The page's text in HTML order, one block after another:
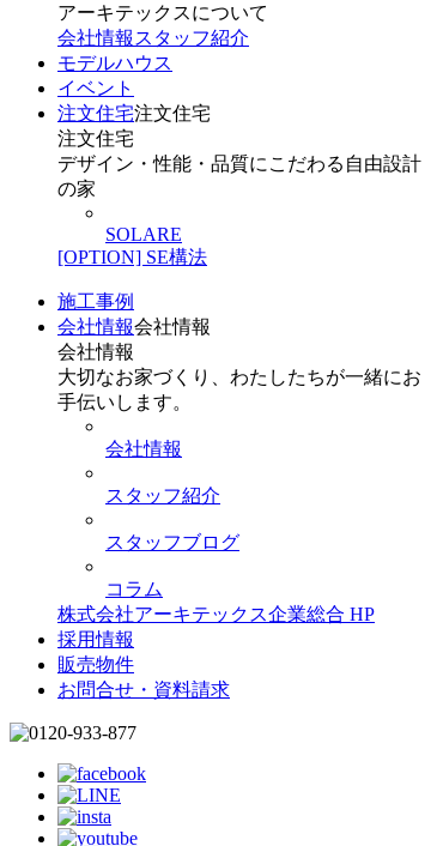
アーキテックスについて
会社情報 スタッフ紹介
モデルハウス
イベント
注文住宅注文住宅
注文住宅
デザイン・性能・品質にこだわる自由設計
の家
SOLARE
[OPTION] SE構法
施工事例
会社情報会社情報
会社情報
大切なお家づくり、わたしたちが一緒にお
手伝いします。
会社情報
スタッフ紹介
スタッフブログ
コラム
株式会社アーキテックス企業総合 HP
採用情報
販売物件
お問合せ・資料請求